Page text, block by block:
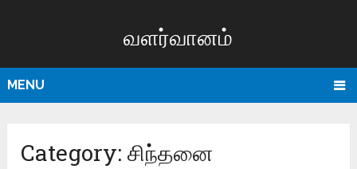
வளர்வானம்
MENU
Category:சிந்தனை